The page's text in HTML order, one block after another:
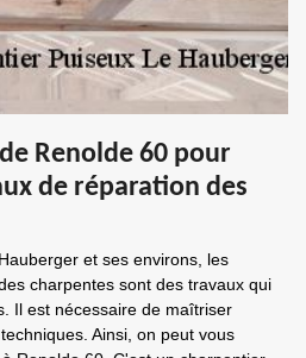
Renolde 60 pour
de réparation des
et ses environs, les
charpentes sont des travaux qui
Il est nécessaire de maîtriser
Ainsi, on peut vous